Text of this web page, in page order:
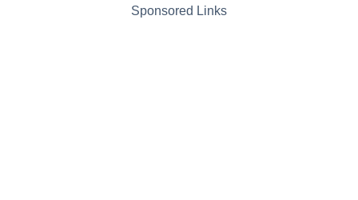
Sponsored Links